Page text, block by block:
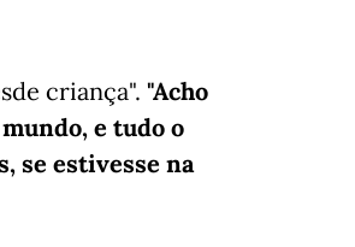
criança". "Acho
e tudo o
se estivesse na